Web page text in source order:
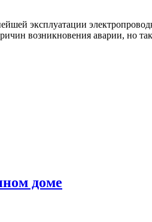
эксплуатации
возникновения аварии, но
доме